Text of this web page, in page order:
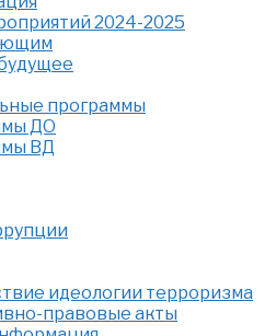
2024-2025
программы
ДО
ВД
идеологии терроризма
правовые акты